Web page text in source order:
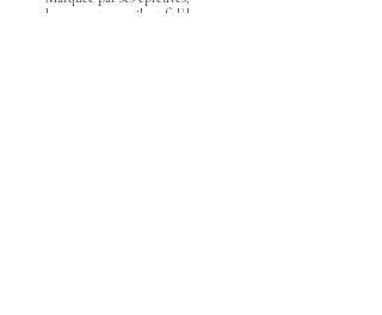
leurs spectres voilent fidèle,